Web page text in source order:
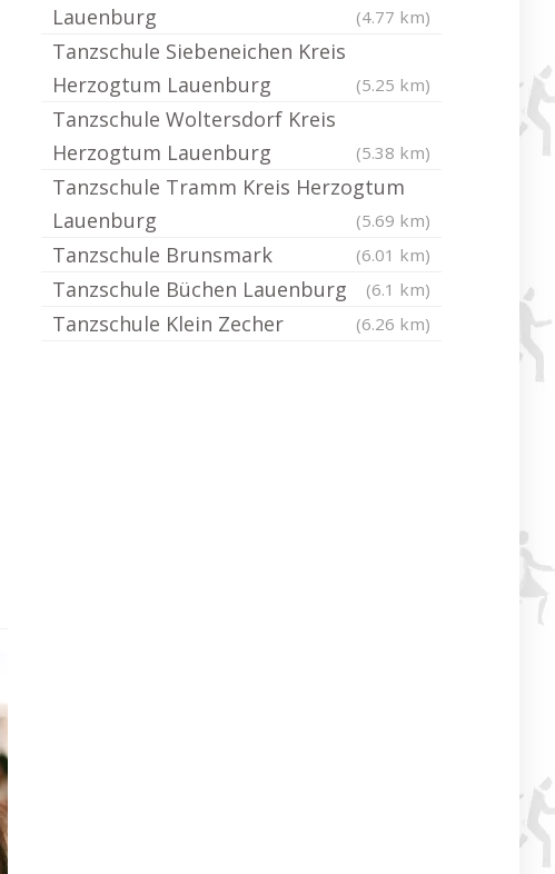
Lauenburg (4.77 km)
Tanzschule Siebeneichen Kreis
Herzogtum Lauenburg
(5.25 km)
Tanzschule Woltersdorf Kreis
Herzogtum Lauenburg
(5.38 km)
Tanzschule Tramm Kreis Herzogtum
Lauenburg
(5.69 km)
Tanzschule Brunsmark (6.01 km)
Tanzschule Büchen Lauenburg (6.1 km)
Tanzschule Klein Zecher (6.26 km)